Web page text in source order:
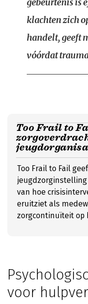
klachten zich
handelt, geeft
vóórdat
Too Frail to
Too Frail to Fail
jeugdzorginstelling
van hoe
eruitziet als
zorgcontinuïteit op
voor